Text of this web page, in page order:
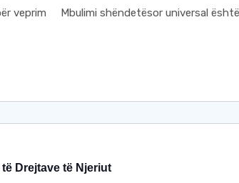
veprim Mbulimi shëndetësor universal
Drejtave të Njeriut